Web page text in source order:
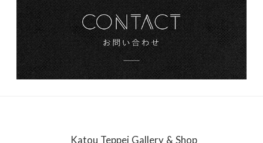
Katou Teppei Gallery & Shop